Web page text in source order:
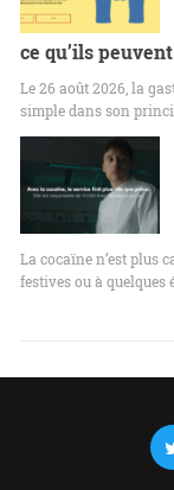
ce qu’ils peuvent
Le 26 août 2026, la
simple dans son
La cocaïne n’est plus
festives ou à quelques